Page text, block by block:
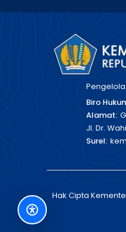
Biro
Alamat:
Jl. Dr.
Surel:
Hak Cipta